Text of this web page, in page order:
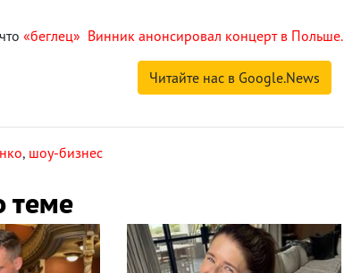
«беглец» Винник анонсировал концерт в Польше.
Читайте нас в Google.News
, шоу-бизнес
теме